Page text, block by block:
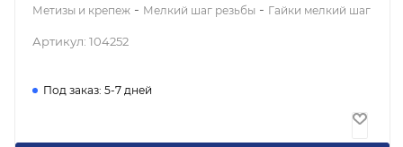
Метизы и крепеж - Мелкий шаг резьбы - Гайки мелкий шаг
Артикул: 104252
Под заказ: 5-7 дней